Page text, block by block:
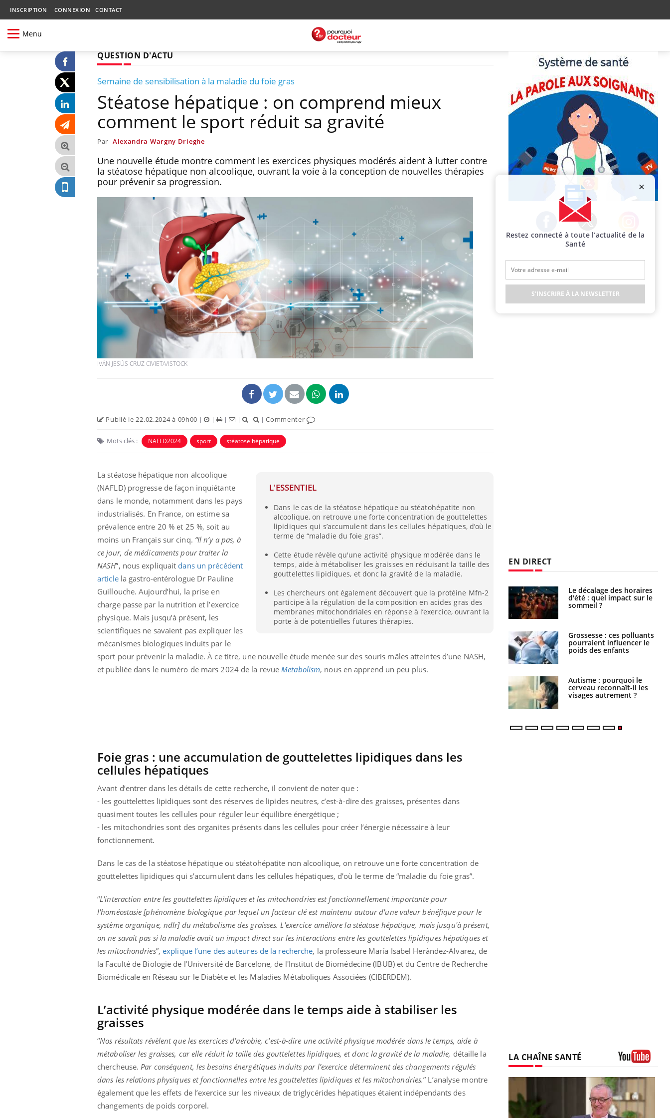
INSCRIPTION CONNEXION CONTACT
Menu
QUESTION D'ACTU
Semaine de sensibilisation à la maladie du foie gras
Stéatose hépatique : on comprend mieux
comment le sport réduit sa gravité
Par Alexandra Wargny Drieghe
Une nouvelle étude montre comment les exercices physiques modérés aident à lutter contre
la stéatose hépatique non alcoolique, ouvrant la voie à la conception de nouvelles thérapies
pour prévenir sa progression.
IVÁN JESÚS CRUZ CIVIETA/ISTOCK
Publié le 22.02.2024 à 09h00 | | | | |Commenter
Mots clés : NAFLD2024 sport stéatose hépatique
L'ESSENTIEL
Dans le cas de la stéatose hépatique ou stéatohépatite non
alcoolique, on retrouve une forte concentration de gouttelettes
lipidiques qui s’accumulent dans les cellules hépatiques, d’où le
terme de “maladie du foie gras”.
Cette étude révèle qu'une activité physique modérée dans le
temps, aide à métaboliser les graisses en réduisant la taille des
gouttelettes lipidiques, et donc la gravité de la maladie.
Les chercheurs ont également découvert que la protéine Mfn-2
participe à la régulation de la composition en acides gras des
membranes mitochondriales en réponse à l’exercice, ouvrant la
porte à de potentielles futures thérapies.
La stéatose hépatique non alcoolique
(NAFLD) progresse de façon inquiétante
dans le monde, notamment dans les pays
industrialisés. En France, on estime sa
prévalence entre 20 % et 25 %, soit au
moins un Français sur cinq. “Il n’y a pas, à
ce jour, de médicaments pour traiter la
NASH”, nous expliquait dans un précédent
articlela gastro-entérologue Dr Pauline
Guillouche. Aujourd’hui, la prise en
charge passe par la nutrition et l’exercice
physique. Mais jusqu’à présent, les
scientifiques ne savaient pas expliquer les
mécanismes biologiques induits par le
sport pour prévenir la maladie. À ce titre, une nouvelle étude menée sur des souris mâles atteintes d’une NASH,
et publiée dans le numéro de mars 2024 de la revue Metabolism, nous en apprend un peu plus.
Foie gras : une accumulation de gouttelettes lipidiques dans les
cellules hépatiques
Avant d’entrer dans les détails de cette recherche, il convient de noter que :
- les gouttelettes lipidiques sont des réserves de lipides neutres, c’est-à-dire des graisses, présentes dans
quasiment toutes les cellules pour réguler leur équilibre énergétique ;
- les mitochondries sont des organites présents dans les cellules pour créer l’énergie nécessaire à leur
fonctionnement.
Dans le cas de la stéatose hépatique ou stéatohépatite non alcoolique, on retrouve une forte concentration de
gouttelettes lipidiques qui s’accumulent dans les cellules hépatiques, d’où le terme de “maladie du foie gras”.
“L'interaction entre les gouttelettes lipidiques et les mitochondries est fonctionnellement importante pour
l'homéostasie [phénomène biologique par lequel un facteur clé est maintenu autour d'une valeur bénéfique pour le
système organique, ndlr] du métabolisme des graisses. L'exercice améliore la stéatose hépatique, mais jusqu'à présent,
on ne savait pas si la maladie avait un impact direct sur les interactions entre les gouttelettes lipidiques hépatiques et
les mitochondries”,explique l’une des auteures de la recherche, la professeure María Isabel Heràndez-Alvarez, de
la Faculté de Biologie de l'Université de Barcelone, de l'Institut de Biomédecine (IBUB) et du Centre de Recherche
Biomédicale en Réseau sur le Diabète et les Maladies Métaboliques Associées (CIBERDEM).
L’activité physique modérée dans le temps aide à stabiliser les
graisses
“Nos résultats révèlent que les exercices d’aérobie, c’est-à-dire une activité physique modérée dans le temps, aide à
métaboliser les graisses, car elle réduit la taille des gouttelettes lipidiques, et donc la gravité de la maladie, détaille la
chercheuse. Par conséquent, les besoins énergétiques induits par l’exercice déterminent des changements régulés
dans les relations physiques et fonctionnelles entre les gouttelettes lipidiques et les mitochondries.” L’analyse montre
également que les effets de l’exercice sur les niveaux de triglycérides hépatiques étaient indépendants des
changements de poids corporel.
Facebook Twitter Instagram
EN DIRECT
Mordue par un
barracuda, une petite fille
secourue grâce à un
réflexe essentiel
Légionellose en Suisse :
quelle est l’origine de la
contamination ?
Comment gérer le
sommeil des enfants en
vacances ?
Cerveau : le mystère de la
"madeleine de Proust"
enfin expliqué
HAS
Le décalage des horaires
d'été : quel impact sur le
sommeil ?
Grossesse : ces polluants
pourraient influencer le
poids des enfants
Autisme : pourquoi le
cerveau reconnaît-il les
visages autrement ?
LA CHAÎNE SANTÉ
Restez connecté à toute l’actualité de la
Santé
S'INSCRIRE À LA NEWSLETTER